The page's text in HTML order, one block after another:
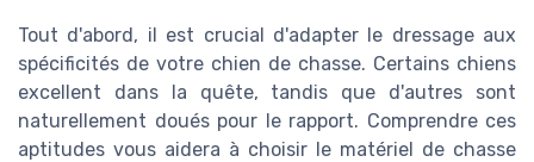
Tout d'abord, il est crucial d'adapter le dressage aux
spécificités de votre chien de chasse. Certains chiens
excellent dans la quête, tandis que d'autres sont
naturellement doués pour le rapport. Comprendre ces
aptitudes vous aidera à choisir le matériel de chasse